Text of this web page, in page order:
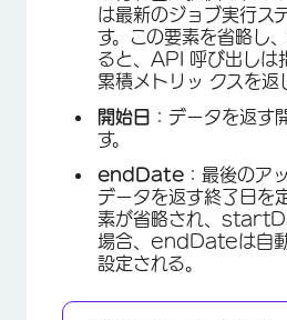
は最新のジョブ実行ス
す。この要素を省略し
ると、API 呼び出しは
累積メトリッ クスを返
開始日
：データを返す
す。
endDate ：最後のア
データを返す終了日を
素が省略され、
場合、endDateは自
設定される。